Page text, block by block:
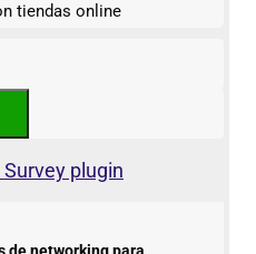
tiendas online
plugin